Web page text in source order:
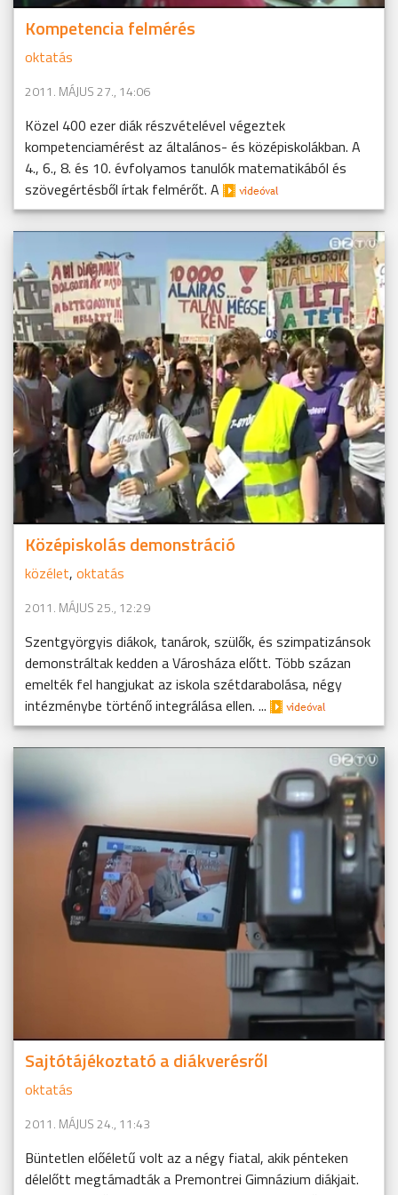
Kompetencia felmérés
oktatás
2011. MÁJUS 27., 14:06
Közel 400 ezer diák részvételével végeztek
kompetenciamérést az általános- és középiskolákban. A
4., 6., 8. és 10. évfolyamos tanulók matematikából és
szövegértésből írtak felmérőt. A
Középiskolás demonstráció
közélet, oktatás
2011. MÁJUS 25., 12:29
Szentgyörgyis diákok, tanárok, szülők, és szimpatizánsok
demonstráltak kedden a Városháza előtt. Több százan
emelték fel hangjukat az iskola szétdarabolása, négy
intézménybe történő integrálása ellen. ...
Sajtótájékoztató a diákverésről
oktatás
2011. MÁJUS 24., 11:43
Büntetlen előéletű volt az a négy fiatal, akik pénteken
délelőtt megtámadták a Premontrei Gimnázium diákjait.